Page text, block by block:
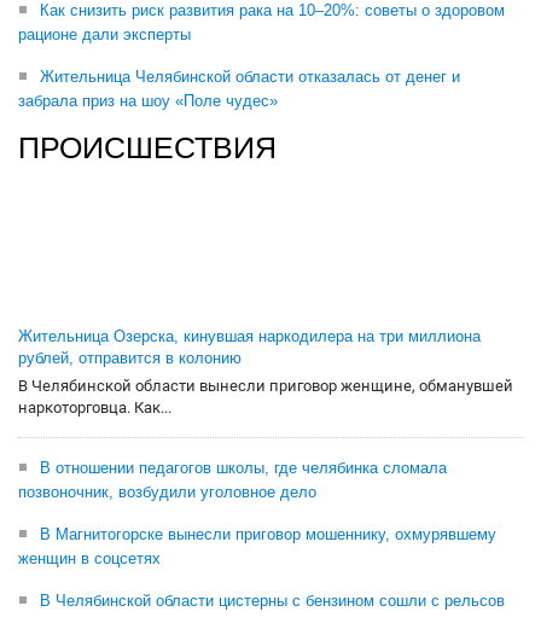
Как снизить риск развития рака на 10–20%: советы о здоровом
рационе дали эксперты
Жительница Челябинской области отказалась от денег и
забрала приз на шоу «Поле чудес»
ПРОИСШЕСТВИЯ
Жительница Озерска, кинувшая наркодилера на три миллиона
рублей, отправится в колонию
В Челябинской области вынесли приговор женщине, обманувшей
наркоторговца. Как...
В отношении педагогов школы, где челябинка сломала
позвоночник, возбудили уголовное дело
В Магнитогорске вынесли приговор мошеннику, охмурявшему
женщин в соцсетях
В Челябинской области цистерны с бензином сошли с рельсов